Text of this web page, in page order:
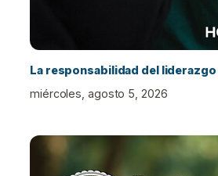
La responsabilidad del liderazgo
miércoles, agosto 5, 2026